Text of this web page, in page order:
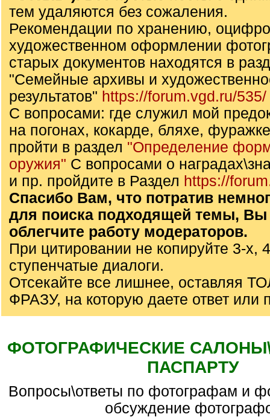
тем удаляются без сожаления.
Рекомендации по хранению,
художественном оформлении
старых документов находятся в
"Семейные архивы и
результатов" https://forum.vgd.ru/535/
С вопросами: где служил мой
на погонах, кокарде, бляхе,
пройти в раздел "Определение
оружия" С вопросами о
и пр. пройдите в Раздел https://
Спасибо Вам, что потратив
для поиска подходящей темы,
облегчите работу модераторов.
При цитировании не копируйте 3-х,
ступенчатые диалоги.
Отсекайте все лишнее, оставляя
ФРАЗУ, на которую даете ответ или
ФОТОГРАФИЧЕСКИЕ
ПАСПАРТУ
вопросы\ответы по фотографам и фотомастерским,
обсуждение